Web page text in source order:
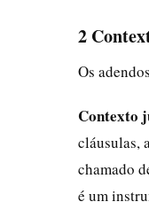
2
Os
Contexto
cláusulas,
chamado
é um